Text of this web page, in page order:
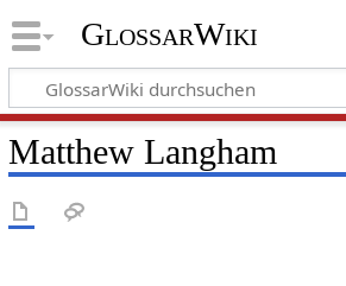
GlossarWiki
Matthew Langham